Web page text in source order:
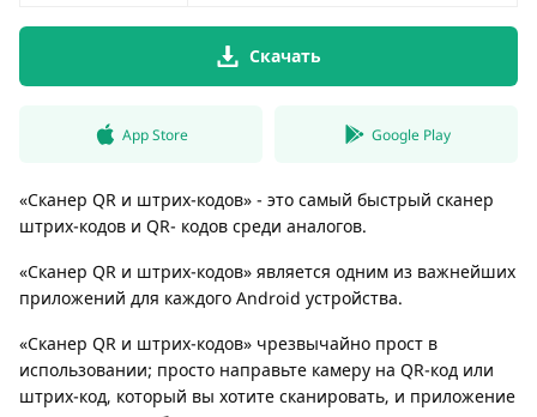
Скачать
App Store Google Play
«Сканер QR и штрих-кодов» - это самый быстрый сканер
штрих-кодов и QR- кодов среди аналогов.
«Сканер QR и штрих-кодов» является одним из важнейших
приложений для каждого Android устройства.
«Сканер QR и штрих-кодов» чрезвычайно прост в
использовании; просто направьте камеру на QR-код или
штрих-код, который вы хотите сканировать, и приложение